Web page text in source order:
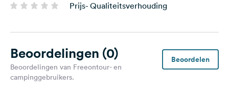
Prijs- Qualiteitsverhouding
Beoordelingen (0)
Beoordelingen van Freeontour- en
campinggebruikers.
Beoordelen